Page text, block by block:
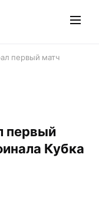
первый матч
первый
Кубка